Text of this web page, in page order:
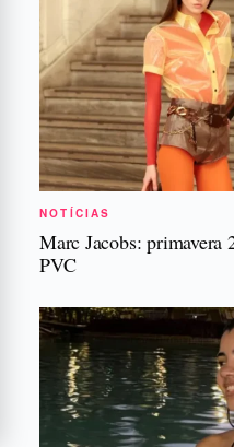
NOTÍCIAS
Marc Jacobs: primavera
PVC